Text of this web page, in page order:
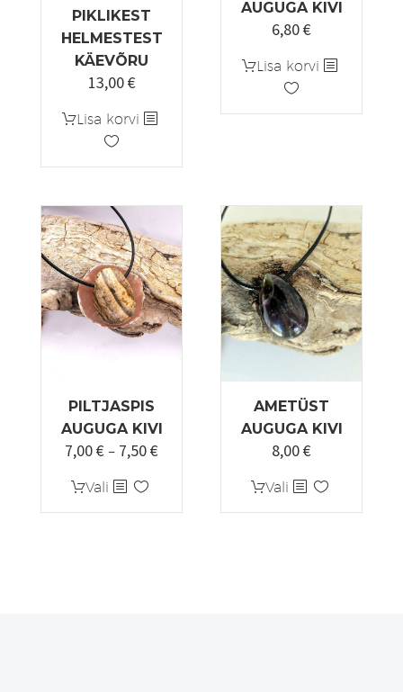
PIKLIKEST
HELMESTEST
KÄEVÕRU
13,00€
Lisa korvi
AUGUGA KIVI
Algne
oli:
8,50 €.
6,80€
on:
Lisa korvi
PILTJASPIS
AUGUGA KIVI
7,00€ – 7,50€
7,50 €
Vali Sellel
tootel
AMETÜST
AUGUGA KIVI
8,00€
Vali Sellel
tootel